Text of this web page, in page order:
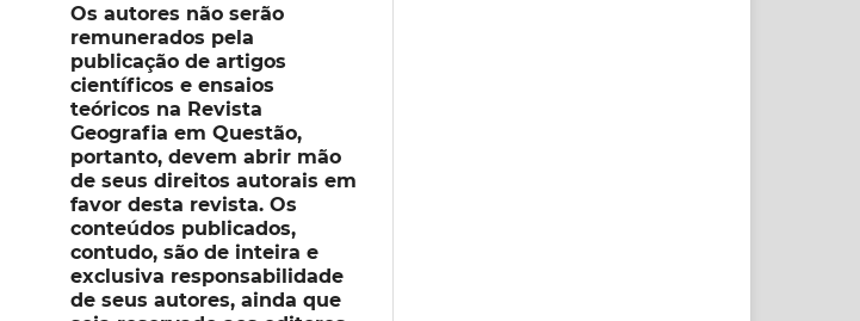
Os autores não serão
remunerados pela
publicação de artigos
científicos e ensaios
teóricos na Revista
Geografia em Questão,
portanto, devem abrir mão
de seus direitos autorais em
favor desta revista. Os
conteúdos publicados,
contudo, são de inteira e
exclusiva responsabilidade
de seus autores, ainda que